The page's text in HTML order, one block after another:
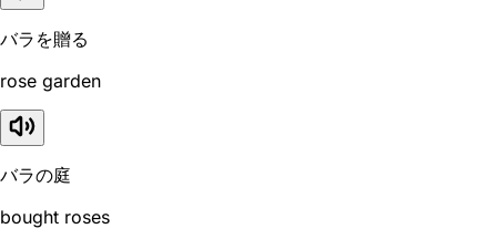
バラを贈る
rose garden
バラの庭
bought roses